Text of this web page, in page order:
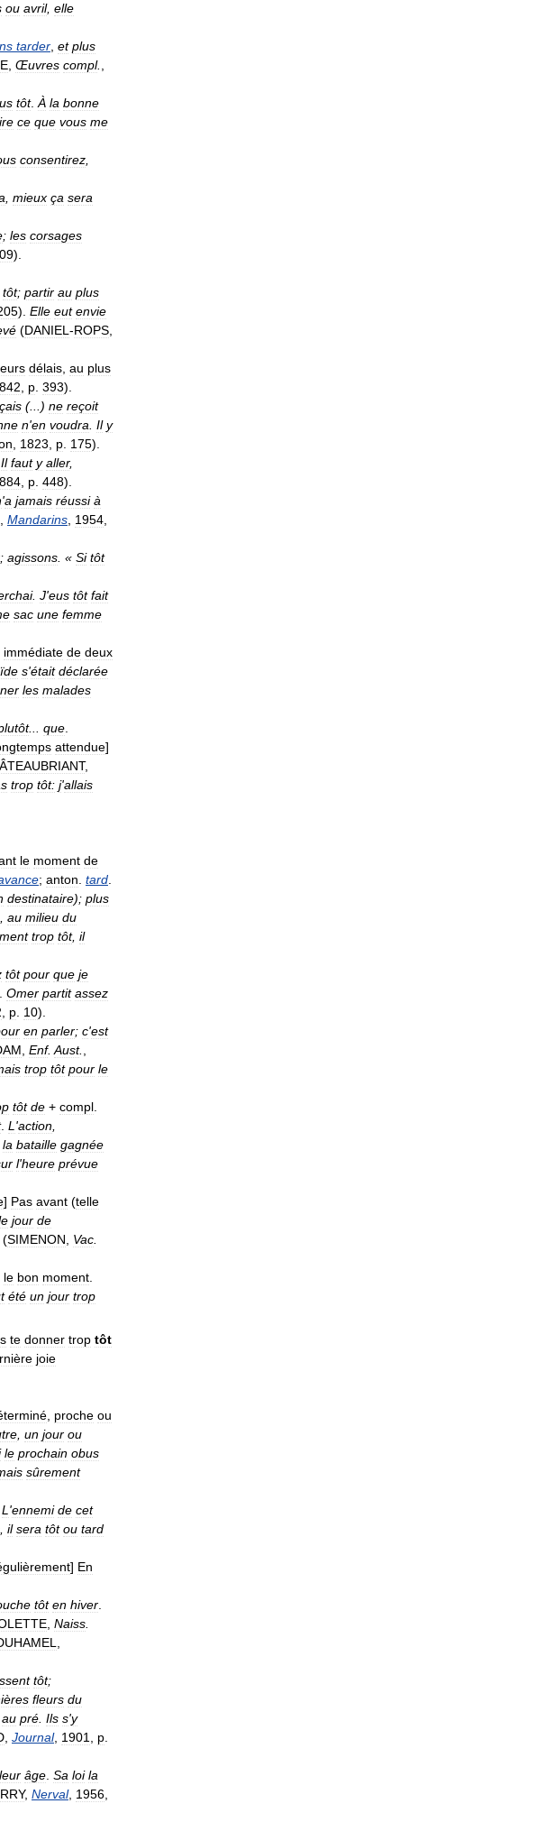
ou avril, elle
tarder, et plus
, Œuvres compl.,
tôt.À la bonne
ce que vous me
consentirez,
, mieux ça sera
; les corsages
).
tôt; partir au plus
). Elle eut envie
(DANIEL-ROPS,
délais, au plus
, p. 393).
(...) ne reçoit
n'en voudra. Il y
, 1823, p. 175).
Il faut y aller,
, p. 448).
'a jamais réussi à
, Mandarins, 1954,
; agissons. « Si tôt
. J'eus tôt fait
sac une femme
immédiate de deux
s'était déclarée
les malades
... que.
attendue]
,
trop tôt: j'allais
le moment de
; anton. tard.
destinataire); plus
, au milieu du
trop tôt, il
tôt pour que je
Omer partit assez
, p. 10).
en parler; c'est
, Enf.Aust.,
trop tôt pour le
tôt de + compl.
. L'action,
la bataille gagnée
l'heure prévue
] Pas avant (telle
jour de
(SIMENON, Vac.
le bon moment.
été un jour trop
te donner trop tôt
joie
proche ou
un jour ou
le prochain obus
sûrement
L 'ennemi de cet
il sera tôt ou tard
] En
tôt en hiver
Naiss
tôt;
fleurs du
au pré Ils s'y
Journal, 1901 p
leur âge Sa loi la
, Nerval, 1956